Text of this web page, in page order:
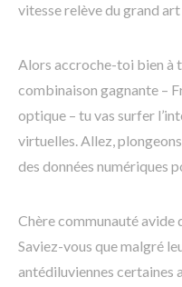
vitesse relève du grand
Alors accroche-toi bien à
combinaison gagnante –
optique – tu vas surfer
virtuelles. Allez,
des données numériques
Chère communauté
Saviez-vous que malgré
antédiluviennes certaines